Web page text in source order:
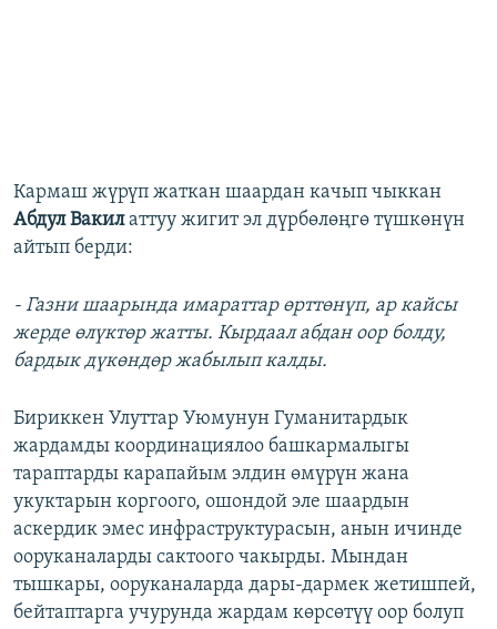
Кармаш жүрүп жаткан шаардан качып чыккан
Абдул Вакилаттуу жигит эл дүрбөлөңгө түшкөнүн
айтып берди:
- Газни шаарында имараттар өрттөнүп, ар кайсы
жерде өлүктөр жатты. Кырдаал абдан оор болду,
бардык дүкөндөр жабылып калды.
Бириккен Улуттар Уюмунун Гуманитардык
жардамды координациялоо башкармалыгы
тараптарды карапайым элдин өмүрүн жана
укуктарын коргоого, ошондой эле шаардын
аскердик эмес инфраструктурасын, анын ичинде
ооруканаларды сактоого чакырды. Мындан
тышкары, ооруканаларда дары-дармек жетишпей,
бейтаптарга учурунда жардам көрсөтүү оор болуп